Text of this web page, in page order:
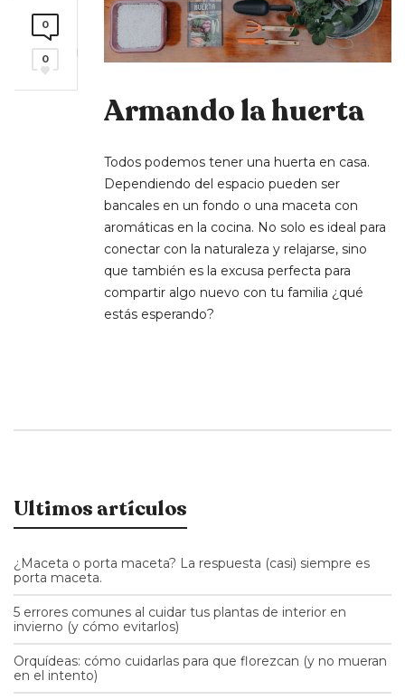
0
0
Armando la huerta
Todos podemos tener una huerta en casa.
Dependiendo del espacio pueden ser
bancales en un fondo o una maceta con
aromáticas en la cocina. No solo es ideal para
conectar con la naturaleza y relajarse, sino
que también es la excusa perfecta para
compartir algo nuevo con tu familia ¿qué
estás esperando?
Ultimos artículos
¿Maceta o porta maceta? La respuesta (casi) siempre es
porta maceta.
5 errores comunes al cuidar tus plantas de interior en
invierno (y cómo evitarlos)
Orquídeas: cómo cuidarlas para que florezcan (y no mueran
en el intento)